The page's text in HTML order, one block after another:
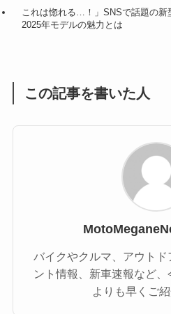
(1)
これは惚れる…！」SNSで話題の新
2025年モデルの魅力とは
この記事を書いた人
バイクやクルマ、アウト
ント情報、新車速報など
よりも早くご